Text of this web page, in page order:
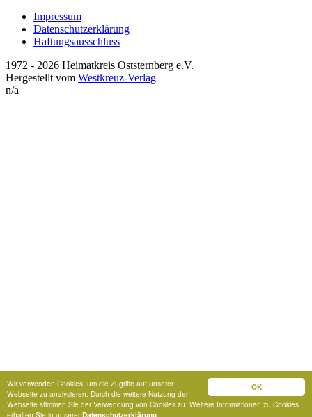
OK
Wir verwenden Cookies, um die Zugriffe auf unserer
Webseite zu analysieren. Durch die weitere Nutzung der
Webseite stimmen Sie der Verwendung von Cookies zu. Weitere Informationen zu Cookies
erhalten Sie in unsererDatenschutzerklärung
Impressum
Datenschutzerklärung
Haftungsausschluss
1972 - 2026 Heimatkreis Oststernberg e.V.
Hergestellt vom Westkreuz-Verlag
n/a